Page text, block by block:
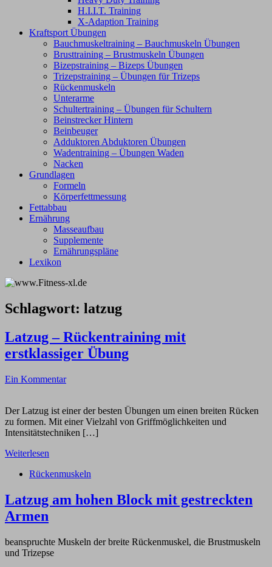
H.I.I.T. Training
X-Adaption Training
Kraftsport Übungen
Bauchmuskeltraining – Bauchmuskeln Übungen
Brusttraining – Brustmuskeln Übungen
Bizepstraining – Bizeps Übungen
Trizepstraining – Übungen für Trizeps
Rückenmuskeln
Unterarme
Schultertraining – Übungen für Schultern
Beinstrecker Hintern
Beinbeuger
Adduktoren Abduktoren Übungen
Wadentraining – Übungen Waden
Nacken
Grundlagen
Formeln
Körperfettmessung
Fettabbau
Ernährung
Masseaufbau
Supplemente
Ernährungspläne
Lexikon
Schlagwort: latzug
Latzug – Rückentraining mit
erstklassiger Übung
Ein Kommentar
Der Latzug ist einer der besten Übungen um einen breiten Rücken
zu formen. Mit einer Vielzahl von Griffmöglichkeiten und
Intensitätstechniken […]
Weiterlesen
Rückenmuskeln
Latzug am hohen Block mit gestreckten
Armen
beanspruchte Muskeln der breite Rückenmuskel, die Brustmuskeln
und Trizepse